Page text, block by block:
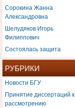
Сорокина Жанна
Александровна
Шелудяков Игорь
Филиппович
Состоялась защита
РУБРИКИ
Новости БГУ
Принятие диссертаций к
рассмотрению